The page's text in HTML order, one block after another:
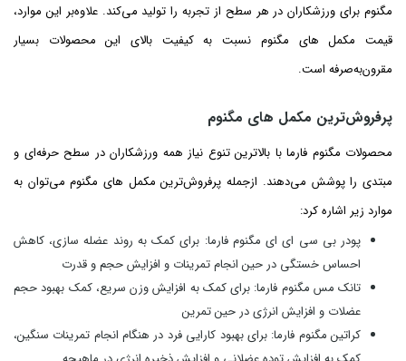
مگنوم برای ورزشکاران در هر سطح از تجربه را تولید می‌کند. علاوه‌بر این موارد،
قیمت مکمل های مگنوم نسبت به کیفیت بالای این محصولات بسیار
مقرون‌به‌صرفه است.
پرفروش‌ترین مکمل های مگنوم
محصولات مگنوم فارما با بالاترین تنوع نیاز همه ورزشکاران در سطح حرفه‌ای و
مبتدی را پوشش می‌دهند. ازجمله پرفروش‌ترین مکمل های مگنوم می‌توان به
موارد زیر اشاره کرد:
پودر بی سی ای ای مگنوم فارما: برای کمک به روند عضله سازی، کاهش
احساس خستگی در حین انجام تمرینات و افزایش حجم و قدرت
تانک مس مگنوم فارما: برای کمک به افزایش وزن سریع، کمک بهبود حجم
عضلات و افزایش انرژی در حین تمرین
کراتین مگنوم فارما: برای بهبود کارایی فرد در هنگام انجام تمرینات سنگین،